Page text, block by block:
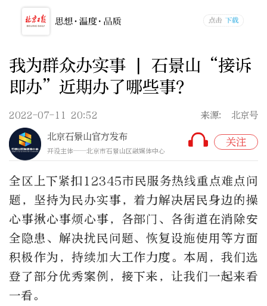
我为群众办实事 | 石景山“接诉
即办”近期办了哪些事？
2022-07-11 20:52
来源: 北京号
北京石景山官方发布
开设主体——北京市石景山区融媒体中心
关注
全区上下紧扣12345市民服务热线重点难点问
题，坚持为民办实事，着力解决居民身边的操
心事揪心事烦心事，各部门、各街道在消除安
全隐患、解决扰民问题、恢复设施使用等方面
积极作为，持续加大工作力度。本周，我们选
登了部分优秀案例，接下来，让我们一起来看
一看。